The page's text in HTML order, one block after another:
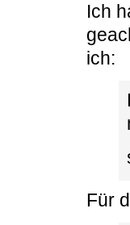
Ich
ich:
Für